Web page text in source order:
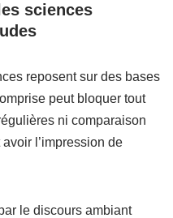
sciences
reposent sur des bases
peut bloquer tout
ni comparaison
l’impression de
le discours ambiant